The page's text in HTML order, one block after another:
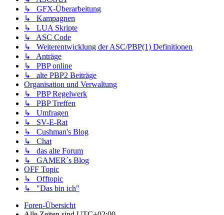
↳ GFX-Überarbeitung
↳ Kampagnen
↳ LUA Skripte
↳ ASC Code
↳ Weiterentwicklung der ASC/PBP(1) Definitionen
↳ Anträge
↳ PBP online
↳ alte PBP2 Beiträge
Organisation und Verwaltung
↳ PBP Regelwerk
↳ PBP Treffen
↳ Umfragen
↳ SV-E-Rat
↳ Cushman's Blog
↳ Chat
↳ das alte Forum
↳ GAMER´s Blog
OFF Topic
↳ Offtopic
↳ "Das bin ich"
Foren-Übersicht